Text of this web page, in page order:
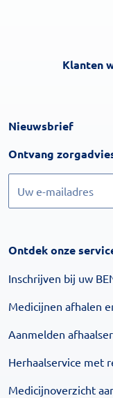
Klanten
Nieuwsbrief
Ontvang
Ontdek onze
Inschrijven bij uw
Medicijnen afhalen
Aanmelden
Herhaalservice met
Medicijnoverzicht